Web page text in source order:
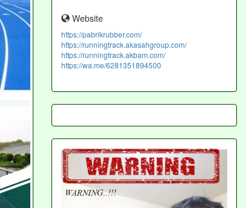
Website
https://pabrikrubber.com/
https://runningtrack.akasahgroup.com/
https://runningtrack.akbam.com/
https://wa.me/6281351894500